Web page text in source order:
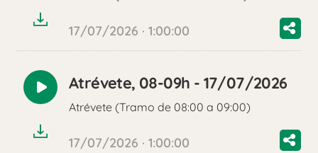
17/07/2026 · 1:00:00
Reproducir
audio
Atrévete, 08-09h - 17/07/2026
Atrévete (Tramo de 08:00 a 09:00)
17/07/2026 · 1:00:00